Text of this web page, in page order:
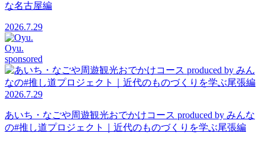
な名古屋編
2026.7.29
Oyu.
sponsored
2026.7.29
あいち・なごや周遊観光おでかけコース produced by みんな
の#推し道プロジェクト｜近代のものづくりを学ぶ尾張編